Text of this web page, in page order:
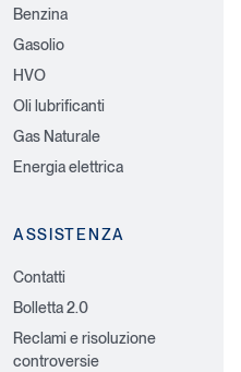
Benzina
Gasolio
HVO
Oli lubrificanti
Gas Naturale
Energia elettrica
ASSISTENZA
Contatti
Bolletta 2.0
Reclami e risoluzione
controversie